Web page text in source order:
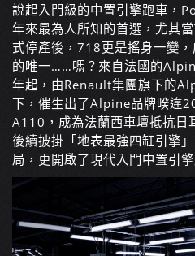
說起入門級的中置引擎跑車，
年來最為人所知的首選，尤其
式停產後，718更是搖身一變
的唯一……嗎？來自法國的
年起，由Renault集團旗下的
下，催生出了Alpine品牌暌違
A110，成為法蘭西車壇抵抗日
後續披掛「地表最強四缸引擎
局，更開啟了現代入門中置引